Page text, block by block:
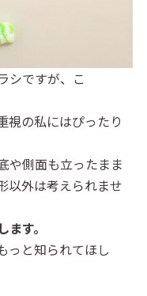
シですが、こ
視の私にはぴったり
や側面も立ったまま
以外は考えられませ
す。
っと知られてほし